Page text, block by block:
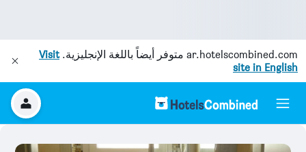
ar.hotelscombined.com متوفر أيضاً باللغة الإنجليزية.Visit
site in English